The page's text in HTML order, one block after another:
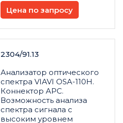
Цена по запросу
2304/91.13
Анализатор оптического
спектра VIAVI OSA-110H.
Коннектор APC.
Возможность анализа
спектра сигнала с
высоким уровнем